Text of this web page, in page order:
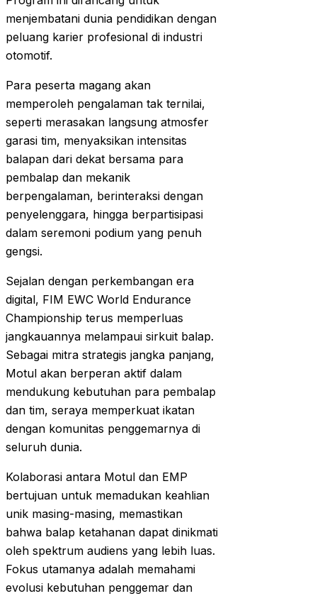
menjembatani dunia pendidikan dengan
peluang karier profesional di industri
otomotif.
Para peserta magang akan
memperoleh pengalaman tak ternilai,
seperti merasakan langsung atmosfer
garasi tim, menyaksikan intensitas
balapan dari dekat bersama para
pembalap dan mekanik
berpengalaman, berinteraksi dengan
penyelenggara, hingga berpartisipasi
dalam seremoni podium yang penuh
gengsi.
Sejalan dengan perkembangan era
digital, FIM EWC World Endurance
Championship terus memperluas
jangkauannya melampaui sirkuit balap.
Sebagai mitra strategis jangka panjang,
Motul akan berperan aktif dalam
mendukung kebutuhan para pembalap
dan tim, seraya memperkuat ikatan
dengan komunitas penggemarnya di
seluruh dunia.
Kolaborasi antara Motul dan EMP
bertujuan untuk memadukan keahlian
unik masing-masing, memastikan
bahwa balap ketahanan dapat dinikmati
oleh spektrum audiens yang lebih luas.
Fokus utamanya adalah memahami
evolusi kebutuhan penggemar dan